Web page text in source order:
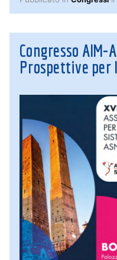
Congresso AIM-
Prospettive per